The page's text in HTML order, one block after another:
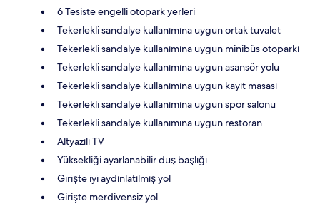
6 Tesiste engelli otopark yerleri
Tekerlekli sandalye kullanımına uygun ortak tuvalet
Tekerlekli sandalye kullanımına uygun minibüs otoparkı
Tekerlekli sandalye kullanımına uygun asansör yolu
Tekerlekli sandalye kullanımına uygun kayıt masası
Tekerlekli sandalye kullanımına uygun spor salonu
Tekerlekli sandalye kullanımına uygun restoran
Altyazılı TV
Yüksekliği ayarlanabilir duş başlığı
Girişte iyi aydınlatılmış yol
Girişte merdivensiz yol